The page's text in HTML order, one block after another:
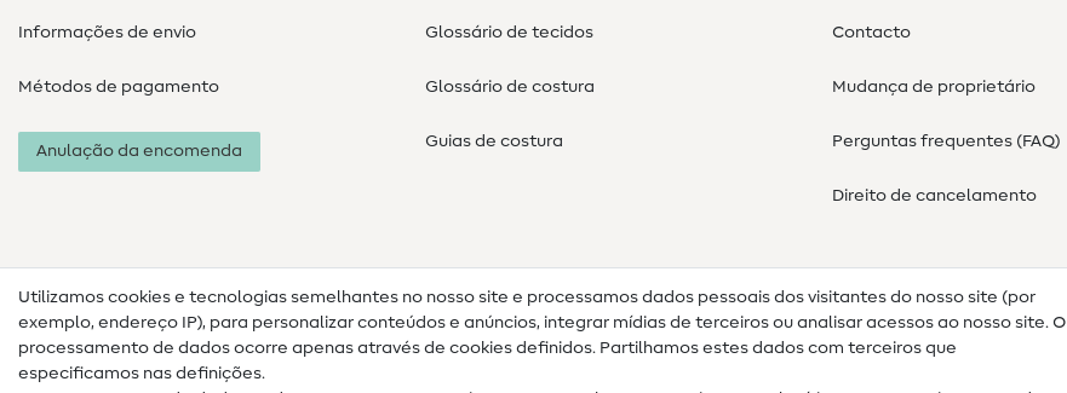
Informações de envio
Métodos de pagamento
Anulação da encomenda
Glossário de tecidos
Glossário de costura
Guias de costura
Contacto
Mudança de proprietário
Perguntas frequentes (FAQ)
Direito de cancelamento
Utilizamos cookies e tecnologias semelhantes no nosso site e processamos dados pessoais dos visitantes do nosso site (por
exemplo, endereço IP), para personalizar conteúdos e anúncios, integrar mídias de terceiros ou analisar acessos ao nosso site. O
processamento de dados ocorre apenas através de cookies definidos. Partilhamos estes dados com terceiros que
especificamos nas definições.
Informações legais
Proteção de dados